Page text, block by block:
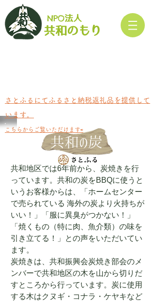
NPO法人​
共和のもり
さとふるにてふるさと納税返礼品を提供して
います。
​こちらからご覧いただけます⇨
共和地区では6年前から、炭焼きを行
っています。共和の炭をBBQに使うと
いうお客様からは、「ホームセンター
で売られている 海外の炭より火持ちが
いい！」「服に異臭がつかない！」
「焼くもの（特に肉、魚介類）の味を
引き立てる！」との声をいただいてい
ます。
炭焼きは、共和振興会炭焼き部会のメ
ンバーで共和地区の木を山から切りだ
すところから行っています。炭に使用
する木はクヌギ・コナラ・ケヤキなど
共和の炭